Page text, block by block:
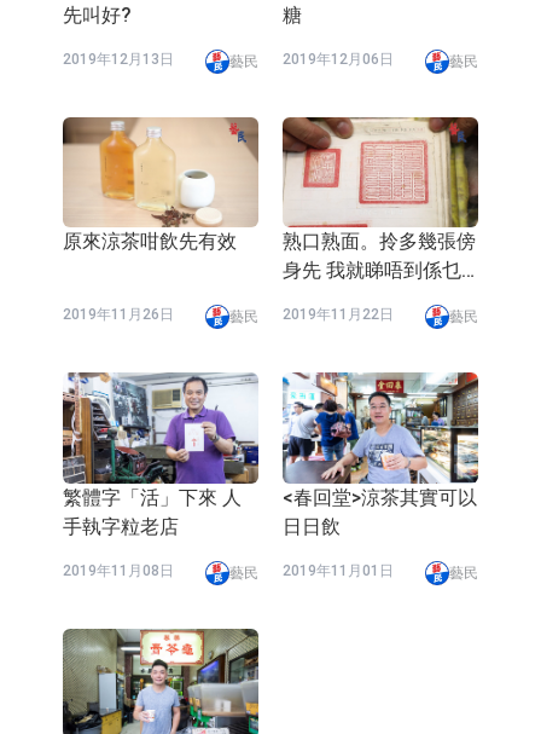
產品線新簽訂單向好
股(08282.HK)跌16.39%，中國智能健
康(00348.HK)跌14.81%
斯迪克：公司為國內摺疊屏核心功能
材料供應商
恒瑞醫藥：公司已在中國獲批上市26
先叫好?
2019年12月13日 藝民
糖
2019年12月06日 藝民
原來涼茶咁飲先有效
2019年11月26日 藝民
熟口熟面。拎多幾張傍
身先 我就睇唔到係乜
2019年11月22日 藝民
繁體字「活」下來 人
手執字粒老店
2019年11月08日 藝民
<春回堂>涼茶其實可以
日日飲
2019年11月01日 藝民